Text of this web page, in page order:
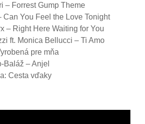
– Forrest Gump Theme
Can You Feel the Love Tonight
– Right Here Waiting for You
ft. Monica Bellucci – Ti Amo
pre mňa
Baláž – Anjel
Cesta vďaky